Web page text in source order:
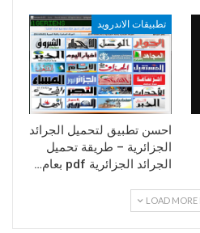
تطبيقات الاندرويد
احسن تطبيق لتحميل الجرائد
الجزائرية – طريقة تحميل
الجرائد الجزائرية pdf بعام…
LOAD MORE